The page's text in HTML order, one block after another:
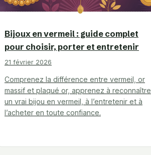
Bijoux en vermeil : guide complet
pour choisir, porter et entretenir
21 février 2026
Comprenez la différence entre vermeil, or
massif et plaqué or, apprenez à reconnaître
un vrai bijou en vermeil, à l’entretenir et à
l’acheter en toute confiance.